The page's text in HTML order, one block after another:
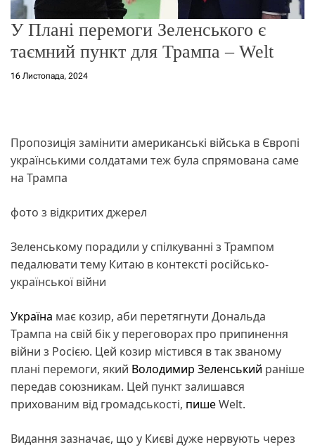
У Плані перемоги Зеленського є
таємний пункт для Трампа – Welt
16 Листопада, 2024
Пропозиція замінити американські війська в Європі
українськими солдатами теж була спрямована саме
на Трампа
фото з відкритих джерел
Зеленському порадили у спілкуванні з Трампом
педалювати тему Китаю в контексті російсько-
української війни
Україна має козир, аби перетягнути Дональда
Трампа на свій бік у переговорах про припинення
війни з Росією. Цей козир містився в так званому
плані перемоги, який Володимир Зеленський раніше
передав союзникам. Цей пункт залишався
прихованим від громадськості, пишеWelt.
Видання зазначає, що у Києві дуже нервують через